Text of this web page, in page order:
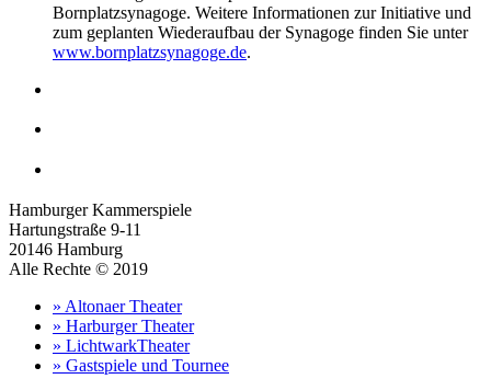
Bornplatzsynagoge. Weitere Informationen zur Initiative und
zum geplanten Wiederaufbau der Synagoge finden Sie unter
www.bornplatzsynagoge.de.
Hamburger Kammerspiele
Hartungstraße 9-11
20146 Hamburg
Alle Rechte © 2019
» Altonaer Theater
» Harburger Theater
» LichtwarkTheater
» Gastspiele und Tournee